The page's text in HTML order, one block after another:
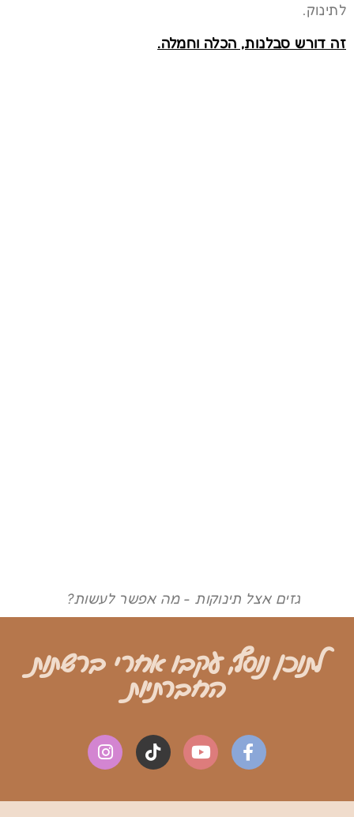
לתינוק.
זה דורש סבלנות, הכלה וחמלה.
גזים אצל תינוקות - מה אפשר לעשות?
לתוכן נוסף, עקבו אחרי ברשתות
החברתיות